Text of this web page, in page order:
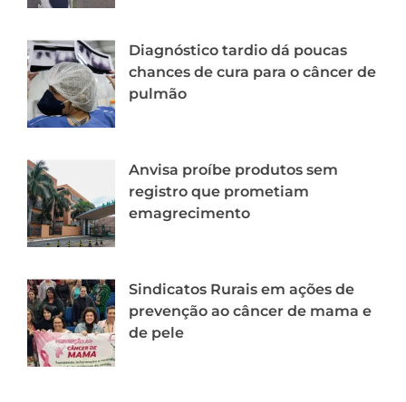
Diagnóstico tardio dá poucas
chances de cura para o câncer de
pulmão
Anvisa proíbe produtos sem
registro que prometiam
emagrecimento
Sindicatos Rurais em ações de
prevenção ao câncer de mama e
de pele